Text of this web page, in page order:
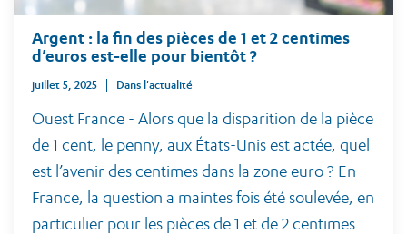
Argent : la fin des pièces de 1 et 2 centimes
d’euros est-elle pour bientôt ?
juillet 5, 2025 Dans l'actualité
Ouest France - Alors que la disparition de la pièce
de 1 cent, le penny, aux États-Unis est actée, quel
est l’avenir des centimes dans la zone euro ? En
France, la question a maintes fois été soulevée, en
particulier pour les pièces de 1 et de 2 centimes